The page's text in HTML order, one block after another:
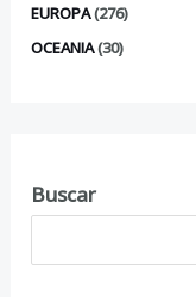
EUROPA(276)
OCEANIA(30)
Buscar